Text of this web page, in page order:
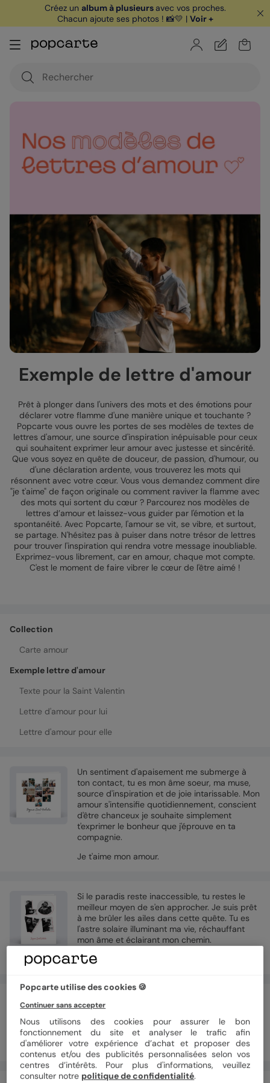
offerte avec le code
je télécharge
Créez un album à plusieursavec vos proches.
Chacun ajoute ses photos ! 📸💛 | Voir +
Exemple de lettre d'amour
Prêt à plonger dans l'univers des mots et des émotions pour
déclarer votre flamme d'une manière unique et touchante ?
Popcarte vous ouvre les portes de ses modèles de textes de
lettres d'amour, une source d'inspiration inépuisable pour ceux
qui souhaitent exprimer leur amour avec justesse et sincérité.
Que vous soyez en quête de douceur, de passion, d'humour, ou
d'une déclaration ardente, vous trouverez les mots qui
résonnent avec votre cœur. Vous vous demandez comment dire
"je t'aime" de façon originale ou comment raviver la flamme avec
des mots qui sortent du cœur ? Parcourez nos modèles de
lettres d’amour et laissez-vous guider par l'émotion et la
spontanéité. Avec Popcarte, l'amour se vit, se vibre, et surtout,
se partage. N'hésitez pas à puiser dans notre trésor de lettres
pour trouver l'inspiration qui rendra votre message inoubliable.
Exprimez-vous librement, car en amour, chaque mot compte.
C'est le moment de faire vibrer le cœur de l'être aimé !
Collection
Carte amour
Exemple lettre d'amour
Texte pour la Saint Valentin
Lettre d'amour pour lui
Lettre d'amour pour elle
Un sentiment d'apaisement me submerge à
ton contact, tu es mon âme soeur, ma muse,
source d'inspiration et de joie intarissable. Mon
amour s'intensifie quotidiennement, conscient
d'être chanceux je souhaite simplement
t'exprimer le bonheur que j'éprouve en ta
compagnie.
Je t'aime mon amour.
Si le paradis reste inaccessible, tu restes le
meilleur moyen de s'en approcher. Je suis prêt
à me brûler les ailes dans cette quête. Tu es
l'astre solaire illuminant ma vie, réchauffant
mon âme et éclairant mon chemin.
Je t'aime ma chérie, mon ange céleste.
charmante, excitante, spirituelle, amusante et
tout simplement épatante... Une sacrée
chance que j'ai eu sur toi une certaine
influence ! Joyeuse St-Valentin !
Popcarte utilise des cookies 🍪
Continuer sans accepter
Nous utilisons des cookies pour assurer le bon
fonctionnement du site et analyser le trafic afin
d'améliorer votre expérience d’achat et proposer des
contenus et/ou des publicités personnalisées selon vos
centres d’intérêts. Pour plus d'informations, veuillez
consulter notre politique de confidentialité.